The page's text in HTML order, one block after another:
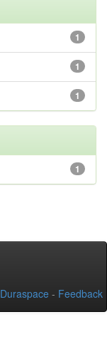
1
1
1
1
Duraspace - Feedback